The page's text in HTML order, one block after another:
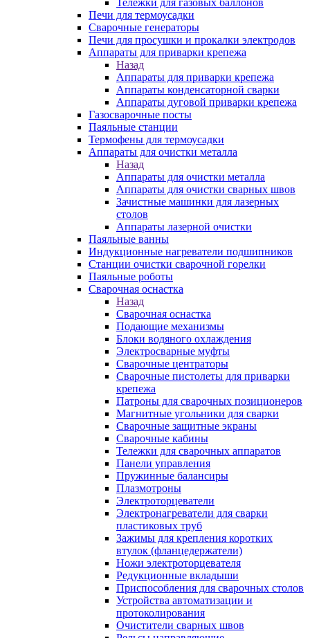
Тележки для газовых баллонов
Печи для термоусадки
Сварочные генераторы
Печи для просушки и прокалки электродов
Аппараты для приварки крепежа
Назад
Аппараты для приварки крепежа
Аппараты конденсаторной сварки
Аппараты дуговой приварки крепежа
Газосварочные посты
Паяльные станции
Термофены для термоусадки
Аппараты для очистки металла
Назад
Аппараты для очистки металла
Аппараты для очистки сварных швов
Зачистные машинки для лазерных
столов
Аппараты лазерной очистки
Паяльные ванны
Индукционные нагреватели подшипников
Станции очистки сварочной горелки
Паяльные роботы
Сварочная оснастка
Назад
Сварочная оснастка
Подающие механизмы
Блоки водяного охлаждения
Электросварные муфты
Сварочные центраторы
Сварочные пистолеты для приварки
крепежа
Патроны для сварочных позиционеров
Магнитные угольники для сварки
Сварочные защитные экраны
Сварочные кабины
Тележки для сварочных аппаратов
Панели управления
Пружинные балансиры
Плазмотроны
Электроторцеватели
Электронагреватели для сварки
пластиковых труб
Зажимы для крепления коротких
втулок (фланцедержатели)
Ножи электроторцевателя
Редукционные вкладыши
Приспособления для сварочных столов
Устройства автоматизации и
протоколирования
Очистители сварных швов